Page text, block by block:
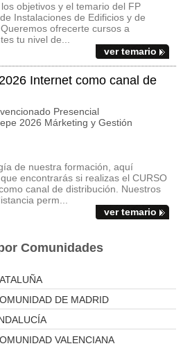
objetivos y el temario del FP
Instalaciones de Edificios y de
ofrecerte cursos a
tu nivel de...
ver temario
Internet como canal de
Presencial
2026 Márketing y Gestión
de nuestra formación, aquí
encontrarás si realizas el CURSO
canal de distribución. Nuestros
perm...
ver temario
Comunidades
DE MADRID
VALENCIANA